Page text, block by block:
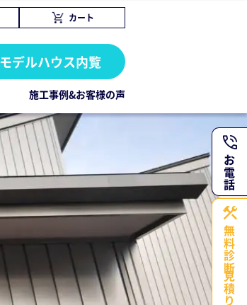
カート
モデルハウス内覧
施工事例&お客様の声
お電話
無料診断・
見積り